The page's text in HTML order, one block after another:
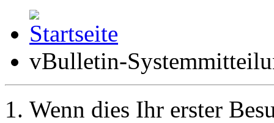
vBulletin-
Wenn dies Ihr erster